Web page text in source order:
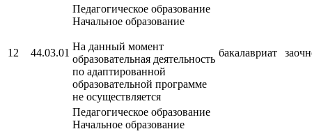
12 44.03.01
Педагогическое образование
Начальное образование
На данный момент
образовательная деятельность
по адаптированной
образовательной программе
не осуществляется
бакалавриат
Педагогическое образование
Начальное образование